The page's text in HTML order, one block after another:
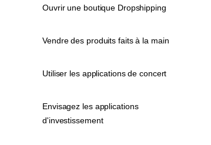
Ouvrir une boutique Dropshipping
Vendre des produits faits à la main
Utiliser les applications de concert
Envisagez les applications
d'investissement